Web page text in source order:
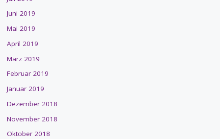
Juni 2019
Mai 2019
April 2019
März 2019
Februar 2019
Januar 2019
Dezember 2018
November 2018
Oktober 2018